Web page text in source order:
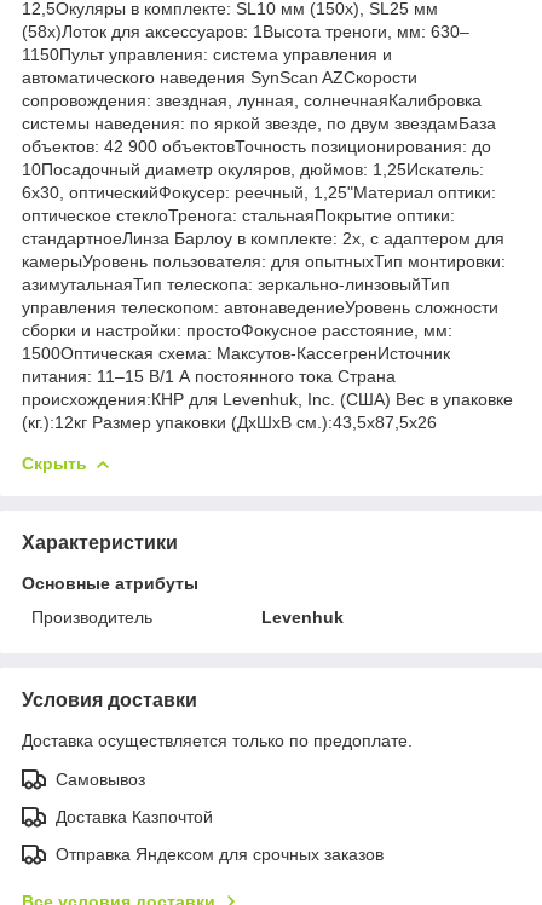
12,5Окуляры в комплекте: SL10 мм (150x), SL25 мм
(58x)Лоток для аксессуаров: 1Высота треноги, мм: 630–
1150Пульт управления: система управления и
автоматического наведения SynScan AZСкорости
сопровождения: звездная, лунная, солнечнаяКалибровка
системы наведения: по яркой звезде, по двум звездамБаза
объектов: 42 900 объектовТочность позиционирования: до
10Посадочный диаметр окуляров, дюймов: 1,25Искатель:
6x30, оптическийФокусер: реечный, 1,25"Материал оптики:
оптическое стеклоТренога: стальнаяПокрытие оптики:
стандартноеЛинза Барлоу в комплекте: 2x, с адаптером для
камерыУровень пользователя: для опытныхТип монтировки:
азимутальнаяТип телескопа: зеркально-линзовыйТип
управления телескопом: автонаведениеУровень сложности
сборки и настройки: простоФокусное расстояние, мм:
1500Оптическая схема: Максутов-КассегренИсточник
питания: 11–15 В/1 А постоянного тока Страна
происхождения:КНР для Levenhuk, Inc. (США) Вес в упаковке
(кг.):12кг Размер упаковки (ДхШхВ см.):43,5x87,5x26
Скрыть
Характеристики
Основные атрибуты
Производитель
Levenhuk
Условия доставки
Доставка осуществляется только по предоплате.
Самовывоз
Доставка Казпочтой
Отправка Яндексом для срочных заказов
Все условия доставки